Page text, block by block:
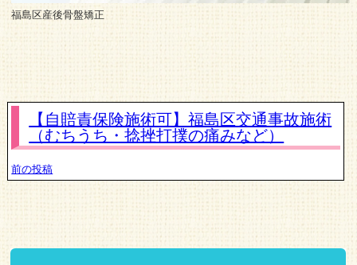
福島区産後骨盤矯正
【自賠責保険施術可】福島区交通事故施術
（むちうち・捻挫打撲の痛みなど）
前の投稿